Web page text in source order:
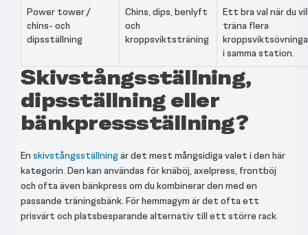
Power tower /
chins- och
dipsställning
Chins, dips, benlyft
och
kroppsviktsträning
Ett bra val när du
träna flera
i samma station.
Skivstångsställning,
dipsställning eller
bänkpressställning?
En skivstångsställning är det mest mångsidiga valet i den här
kategorin. Den kan användas för knäböj, axelpress, frontböj
och ofta även bänkpress om du kombinerar den med en
passande träningsbänk. För hemmagym är det ofta ett
prisvärt och platsbesparande alternativ till ett större rack.